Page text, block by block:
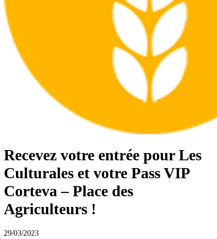
Recevez votre entrée pour Les
Culturales et votre Pass VIP
Corteva – Place des
Agriculteurs !
29/03/2023